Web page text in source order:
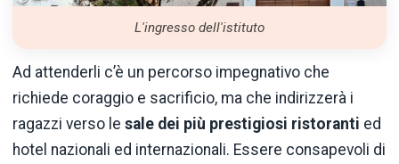
L'ingresso dell'istituto
Ad attenderli c’è un percorso impegnativo che
richiede coraggio e sacrificio, ma che indirizzerà i
ragazzi verso le sale dei più prestigiosi ristoranti ed
hotel nazionali ed internazionali. Essere consapevoli di